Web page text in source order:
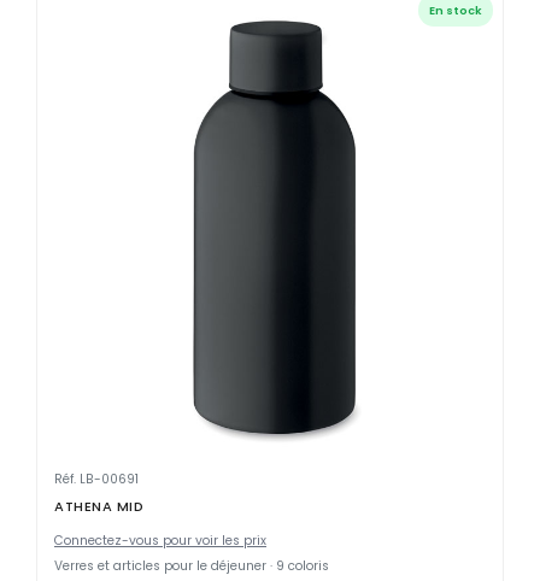
En stock
Réf. LB-00691
ATHENA MID
Connectez-vous pour voir les prix
Verres et articles pour le déjeuner · 9 coloris